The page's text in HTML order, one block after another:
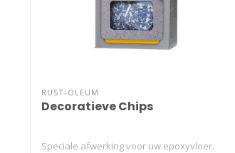
RUST-OLEUM
Decoratieve Chips
Speciale afwerking voor uw epoxyvloer.